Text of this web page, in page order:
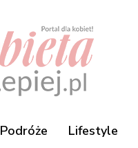
Podróże Lifestyle